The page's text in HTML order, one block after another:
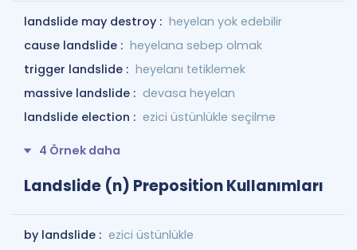
landslide may destroy : heyelan yok edebilir
cause landslide : heyelana sebep olmak
trigger landslide : heyelanı tetiklemek
massive landslide : devasa heyelan
landslide election : ezici üstünlükle seçilme
4 Örnek daha
Landslide (n) Preposition Kullanımları
by landslide : ezici üstünlükle